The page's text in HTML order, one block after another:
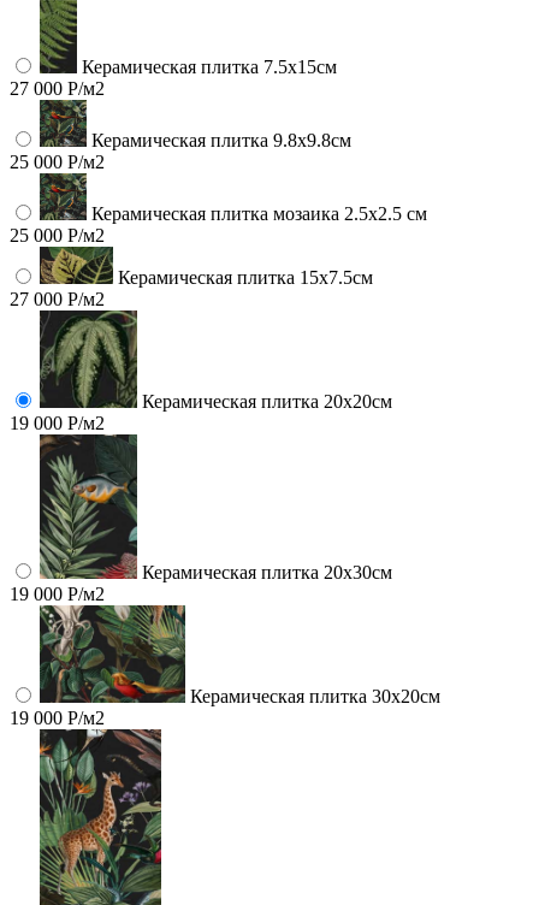
Керамическая плитка 7.5х15см
27 000 Р/м2
Керамическая плитка 9.8x9.8см
25 000 Р/м2
Керамическая плитка мозаика 2.5x2.5 см
25 000 Р/м2
Керамическая плитка 15х7.5см
27 000 Р/м2
Керамическая плитка 20х20см
19 000 Р/м2
Керамическая плитка 20х30см
19 000 Р/м2
Керамическая плитка 30х20см
19 000 Р/м2